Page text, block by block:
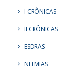
I CRÔNICAS
II CRÔNICAS
ESDRAS
NEEMIAS